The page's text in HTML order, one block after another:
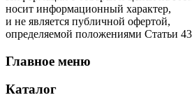
носит информационный характер,
и не является публичной офертой,
определяемой положениями Статьи
Главное меню
Каталог